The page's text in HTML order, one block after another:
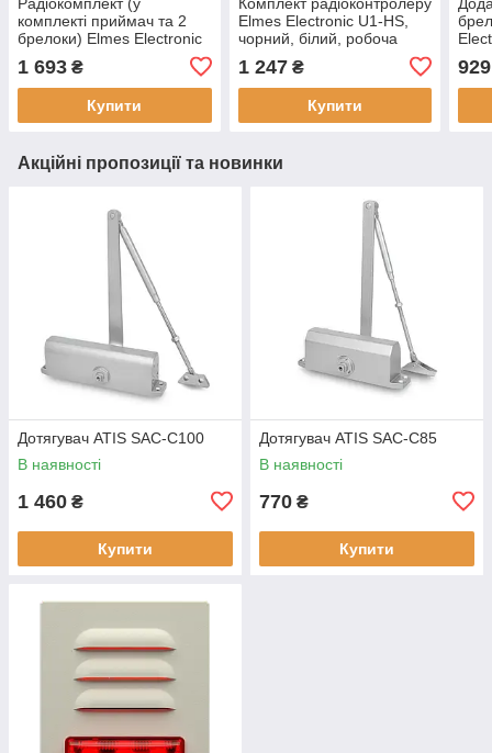
комплекті приймач та 2
брелоки) Elmes Electronic
частота 433.92 мГц
1 693 ₴
Купити
Elmes Electronic U1-HS,
чорний, білий, робоча
1 247₴
Купити
929
Акційні пропозиції та новинки
Дотягувач ATIS SAC-C100
В наявності
1 460 ₴
Купити
Дотягувач ATIS SAC-C85
В наявності
770 ₴
Купити